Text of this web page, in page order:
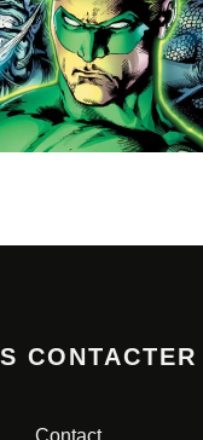
CONTACTER
Contact